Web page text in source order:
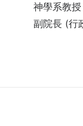
神學系教授
副院長 (行